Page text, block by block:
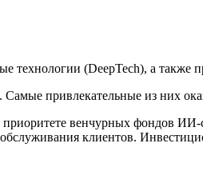
технологии (DeepTech), а
привлекательные из них
венчурных фондов ИИ-
обслуживания клиентов.